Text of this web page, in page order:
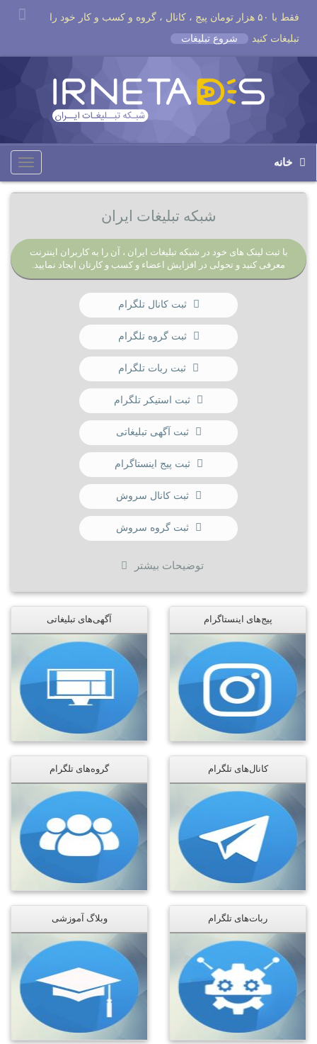
فقط با ۵۰ هزار تومان پیج ، کانال ، گروه و کسب و کار خود را
تبلیغات کنید
شروع تبلیغات
Toggle
خانه
شبکه تبلیغات ایران
با ثبت لینک های خود در شبکه تبلیغات ایران ، آن را به کاربران اینترنت
معرفی کنید و تحولی در افزایش اعضاء و کسب و کارتان ایجاد نمایید.
ثبت کانال تلگرام
ثبت گروه تلگرام
ثبت ربات تلگرام
ثبت استیکر تلگرام
ثبت آگهی تبلیغاتی
ثبت پیج اینستاگرام
ثبت کانال سروش
ثبت گروه سروش
توضیحات بیشتر
پیج‌های اینستاگرام آگهی‌های تبلیغاتی
کانال‌های تلگرام گروه‌های تلگرام
ربات‌های تلگرام وبلاگ آموزشی